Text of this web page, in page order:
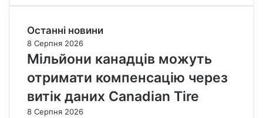
Останні новини
8 Серпня 2026
Мільйони канадців можуть
отримати компенсацію через
витік даних Canadian Tire
8 Серпня 2026